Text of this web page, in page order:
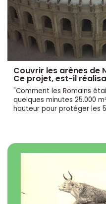
Couvrir les arènes de
Ce projet, est-il
"Comment les Romains
quelques minutes 25.000
hauteur pour protéger les